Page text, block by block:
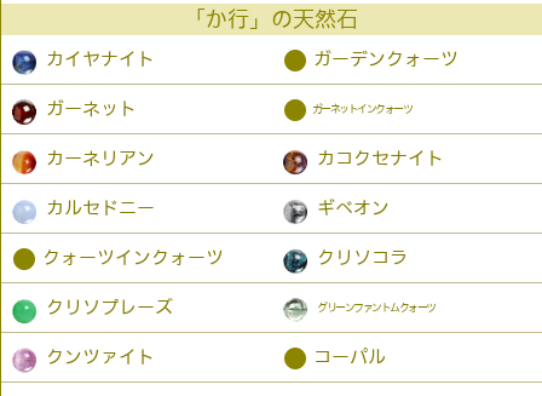
「か行」の天然石
カイヤナイト ● ガーデンクォーツ
ガーネット ● ガーネットインクォーツ
カーネリアン カコクセナイト
カルセドニー ギベオン
● クォーツインクォーツ クリソコラ
クリソプレーズ グリーンファントムクォーツ
クンツァイト ● コーパル